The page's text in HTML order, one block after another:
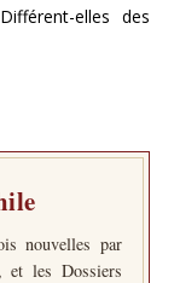
elles des
nouvelles par
et les Dossiers